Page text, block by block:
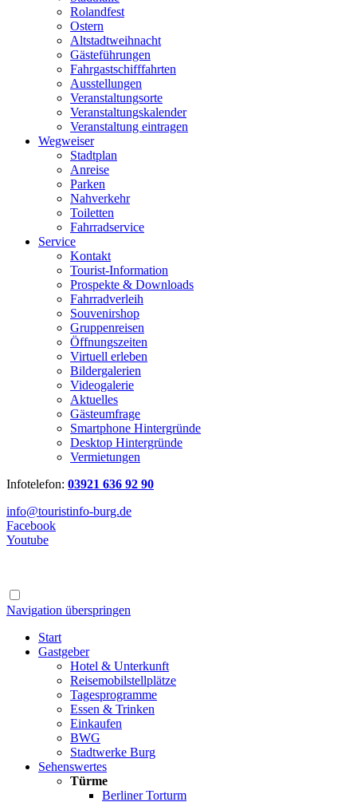
Rolandfest
Ostern
Altstadtweihnacht
Gästeführungen
Fahrgastschifffahrten
Ausstellungen
Veranstaltungsorte
Veranstaltungskalender
Veranstaltung eintragen
Wegweiser
Stadtplan
Anreise
Parken
Nahverkehr
Toiletten
Fahrradservice
Service
Kontakt
Tourist-Information
Prospekte & Downloads
Fahrradverleih
Souvenirshop
Gruppenreisen
Öffnungszeiten
Virtuell erleben
Bildergalerien
Videogalerie
Aktuelles
Gästeumfrage
Smartphone Hintergründe
Desktop Hintergründe
Vermietungen
Infotelefon: 03921 636 92 90
info@touristinfo-burg.de
Facebook
Youtube
Navigation überspringen
Start
Gastgeber
Hotel & Unterkunft
Reisemobilstellplätze
Tagesprogramme
Essen & Trinken
Einkaufen
BWG
Stadtwerke Burg
Sehenswertes
Türme
Berliner Torturm